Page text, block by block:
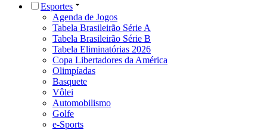
Esportes
Agenda de Jogos
Tabela Brasileirão Série A
Tabela Brasileirão Série B
Tabela Eliminatórias 2026
Copa Libertadores da América
Olimpíadas
Basquete
Vôlei
Automobilismo
Golfe
e-Sports